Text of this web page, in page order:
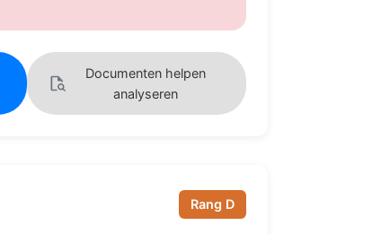
Documenten helpen
analyseren
Rang D